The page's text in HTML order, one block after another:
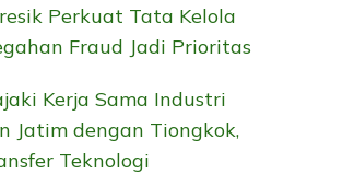
Perkuat Tata Kelola
Fraud Jadi Prioritas
Kerja Sama Industri
Jatim dengan Tiongkok,
Teknologi